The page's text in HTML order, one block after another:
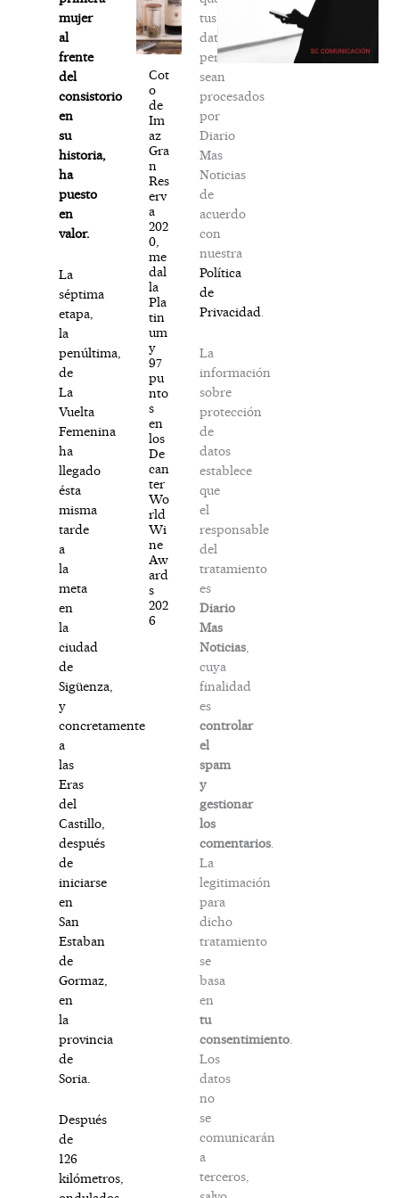
mujer
al
frente
del
consistorio
en
su
historia,
ha
puesto
en
valor.
La
séptima
etapa,
la
penúltima,
de
La
Vuelta
Femenina
ha
llegado
ésta
misma
tarde
a
la
meta
en
la
ciudad
de
Sigüenza,
y
concretamente
a
las
Eras
del
Castillo,
después
de
iniciarse
en
San
Estaban
de
Gormaz,
en
la
provincia
de
Soria.
Después
de
126
kilómetros,
Cot
o
de
Im
az
Gra
n
Res
erv
a
202
0,
me
dal
la
Pla
tin
um
y
97
pu
nto
s
en
los
De
can
ter
Wo
rld
Wi
ne
Aw
ard
s
202
6
tus
datos
personales
sean
procesados
por
Diario
Mas
Noticias
de
acuerdo
con
nuestra
Política
de
Privacidad
La
información
sobre
protección
de
datos
establece
que
el
responsable
del
tratamiento
es
Diario
Mas
Noticias,
cuya
finalidad
es
controlar
el
spam
y
gestionar
los
comentarios.
La
legitimación
para
dicho
tratamiento
se
basa
en
tu
consentimiento.
Los
datos
no
se
comunicarán
a
terceros,